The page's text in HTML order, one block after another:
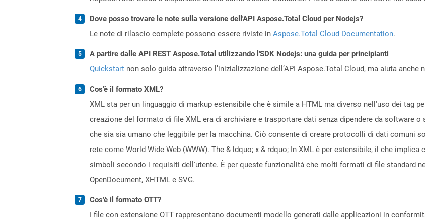
Dove posso trovare le note sulla versione dell'API Aspose.Total Cloud per Nodejs?
Le note di rilascio complete possono essere riviste in Aspose.Total Cloud Documentation.
A partire dalle API REST Aspose.Total utilizzando l'SDK Nodejs: una guida per principianti
Quickstart non solo guida attraverso l’inizializzazione dell’API Aspose.Total Cloud, ma aiuta
Cos'è il formato XML?
XML sta per un linguaggio di markup estensibile che è simile a HTML ma diverso nell'uso dei tag
creazione del formato di file XML era di archiviare e trasportare dati senza dipendere da software
che sia sia umano che leggibile per la macchina. Ciò consente di creare protocolli di dati comuni
rete come World Wide Web (WWW). The & ldquo; x & rdquo; In XML è per estensibile, il che
simboli secondo i requisiti dell'utente. È per queste funzionalità che molti formati di file standard
OpenDocument, XHTML e SVG.
Cos'è il formato OTT?
I file con estensione OTT rappresentano documenti modello generati dalle applicazioni in